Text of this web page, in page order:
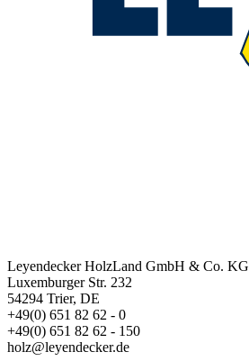
Leyendecker HolzLand GmbH & Co. KG
Luxemburger Str. 232
54294 Trier, DE
+49(0) 651 82 62 - 0
+49(0) 651 82 62 - 150
holz@leyendecker.de